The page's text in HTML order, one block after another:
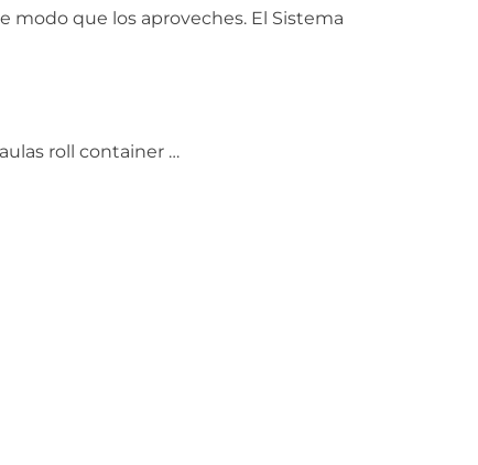
modo que los aproveches. El Sistema
roll container …